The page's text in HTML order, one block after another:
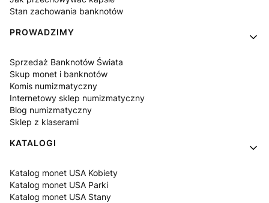
Stan zachowania banknotów
PROWADZIMY
Sprzedaż Banknotów Świata
Skup monet i banknotów
Komis numizmatyczny
Internetowy sklep numizmatyczny
Blog numizmatyczny
Sklep z klaserami
KATALOGI
Katalog monet USA Kobiety
Katalog monet USA Parki
Katalog monet USA Stany